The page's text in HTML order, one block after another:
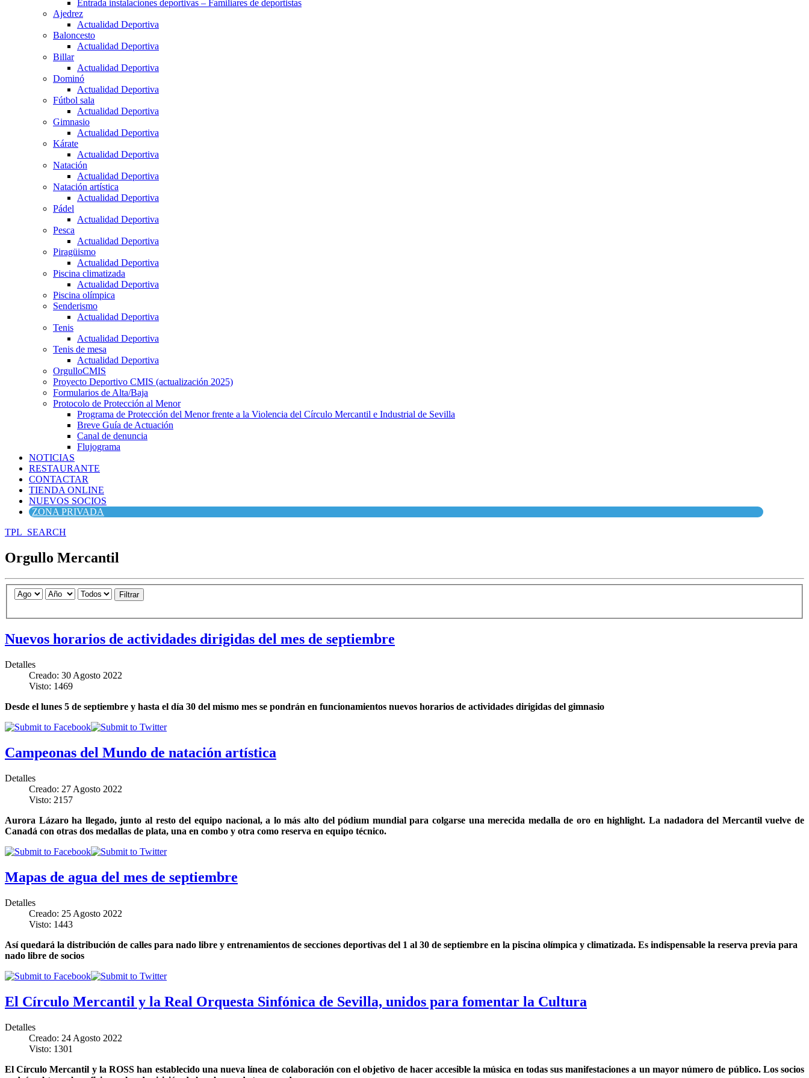
Entrada instalaciones deportivas – Familiares de deportistas
Ajedrez
Actualidad Deportiva
Baloncesto
Actualidad Deportiva
Billar
Actualidad Deportiva
Dominó
Actualidad Deportiva
Fútbol sala
Actualidad Deportiva
Gimnasio
Actualidad Deportiva
Kárate
Actualidad Deportiva
Natación
Actualidad Deportiva
Natación artística
Actualidad Deportiva
Pádel
Actualidad Deportiva
Pesca
Actualidad Deportiva
Piragüismo
Actualidad Deportiva
Piscina climatizada
Actualidad Deportiva
Piscina olímpica
Senderismo
Actualidad Deportiva
Tenis
Actualidad Deportiva
Tenis de mesa
Actualidad Deportiva
OrgulloCMIS
Proyecto Deportivo CMIS (actualización 2025)
Formularios de Alta/Baja
Protocolo de Protección al Menor
Programa de Protección del Menor frente a la Violencia del Círculo Mercantil e Industrial de Sevilla
Breve Guía de Actuación
Canal de denuncia
Flujograma
NOTICIAS
RESTAURANTE
CONTACTAR
TIENDA ONLINE
NUEVOS SOCIOS
ZONA PRIVADA
TPL_SEARCH
Orgullo Mercantil
Filtrar
Nuevos horarios de actividades dirigidas del mes de septiembre
Detalles
Creado: 30 Agosto 2022
Visto: 1469
Desde el lunes 5 de septiembre y hasta el día 30 del mismo mes se pondrán en funcionamientos nuevos horarios de actividades dirigidas del gimnasio
Campeonas del Mundo de natación artística
Detalles
Creado: 27 Agosto 2022
Visto: 2157
Aurora Lázaro ha llegado, junto al resto del equipo nacional, a lo más alto del pódium mundial para colgarse una merecida medalla de oro en highlight. La nadadora del Mercantil vuelve de
Canadá con otras dos medallas de plata, una en combo y otra como reserva en equipo técnico.
Mapas de agua del mes de septiembre
Detalles
Creado: 25 Agosto 2022
Visto: 1443
Así quedará la distribución de calles para nado libre y entrenamientos de secciones deportivas del 1 al 30 de septiembre en la piscina olímpica y climatizada. Es indispensable la reserva previa para
nado libre de socios
El Círculo Mercantil y la Real Orquesta Sinfónica de Sevilla, unidos para fomentar la Cultura
Detalles
Creado: 24 Agosto 2022
Visto: 1301
El Círculo Mercantil y la ROSS han establecido una nueva línea de colaboración con el objetivo de hacer accesible la música en todas sus manifestaciones a un mayor número de público. Los socios